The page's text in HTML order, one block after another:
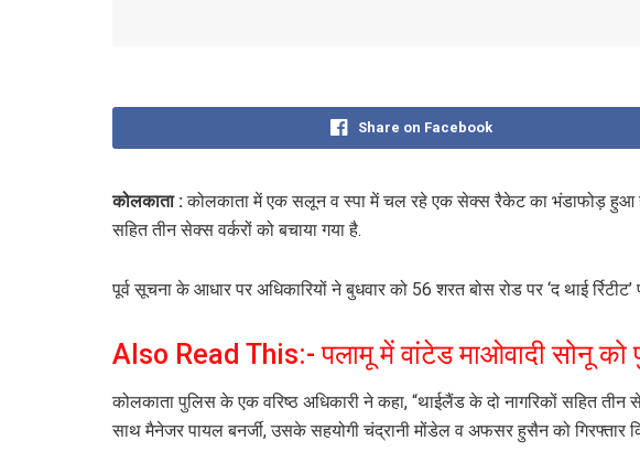
Share on Facebook
कोलकाता :कोलकाता में एक सलून व स्पा में चल रहे एक सेक्स रैकेट का भंडाफोड़ हुआ है.
सहित तीन सेक्स वर्करों को बचाया गया है.
पूर्व सूचना के आधार पर अधिकारियों ने बुधवार को 56 शरत बोस रोड पर ‘द थाई
Also Read This:-पलामू में वांटेड माओवादी सोनू को
कोलकाता पुलिस के एक वरिष्ठ अधिकारी ने कहा, “थाईलैंड के दो नागरिकों सहित तीन
साथ मैनेजर पायल बनर्जी, उसके सहयोगी चंद्रानी मोंडेल व अफसर हुसैन को गिरफ्तार